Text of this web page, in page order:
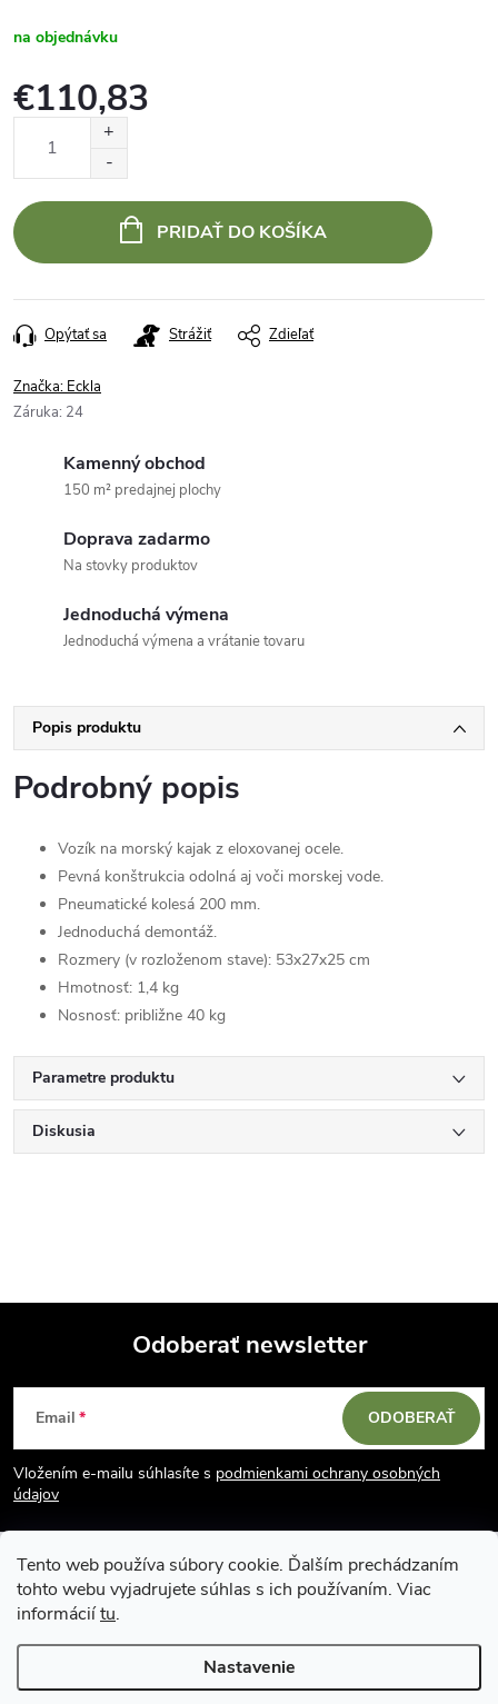
Tento web používa súbory cookie. Ďalším prechádzaním
tohto webu vyjadrujete súhlas s ich používaním. Viac
informáciítu.
Nastavenie
na objednávku
€110,83
PRIDAŤ DO KOŠÍKA
Opýtať sa Strážiť Zdieľať
Značka: Eckla
Záruka: 24
Kamenný obchod
150 m² predajnej plochy
Doprava zadarmo
Na stovky produktov
Jednoduchá výmena
Jednoduchá výmena a vrátanie tovaru
Popis produktu
Podrobný popis
Vozík na morský kajak z eloxovanej ocele.
Pevná konštrukcia odolná aj voči morskej vode.
Pneumatické kolesá 200 mm.
Jednoduchá demontáž.
Rozmery (v rozloženom stave): 53x27x25 cm
Hmotnosť: 1,4 kg
Nosnosť: približne 40 kg
Parametre produktu
Diskusia
Z
á
p
ä
Odoberať newsletter
Email
Vložením e-mailu súhlasíte s podmienkami ochrany osobných
údajov
ODOBERAŤ
Copyright 2026Vodácky obchod SUN sport. Všetky práva vyhradené.